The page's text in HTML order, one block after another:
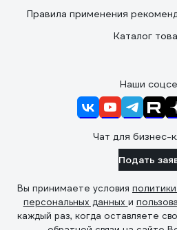
Правила применения
Каталог
Наши
Чат для бизнес-
Подать
Вы принимаете условия
персональных данных и
каждый раз, когда оставляете